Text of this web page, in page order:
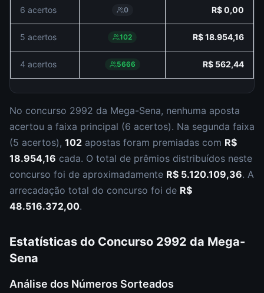
6 acertos 0 R$ 0,00
5 acertos 102 R$ 18.954,16
4 acertos 5666 R$ 562,44
No concurso 2992 da Mega-Sena, nenhuma aposta
acertou a faixa principal (6 acertos). Na segunda faixa
(5 acertos), 102 apostas foram premiadas com R$
18.954,16 cada. O total de prêmios distribuídos neste
concurso foi de aproximadamente R$ 5.120.109,36. A
arrecadação total do concurso foi de R$
48.516.372,00.
Estatísticas do Concurso 2992 da Mega-
Sena
Análise dos Números Sorteados